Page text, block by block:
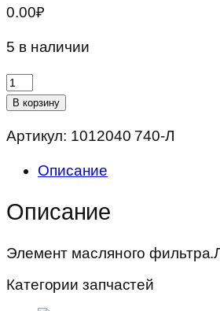
0.00₽
5 в наличии
Количество
товара
масляного
В корзину
Артикул: 1012040 740-Л
Описание
Описание
Элемент масляного
Категории запчастей